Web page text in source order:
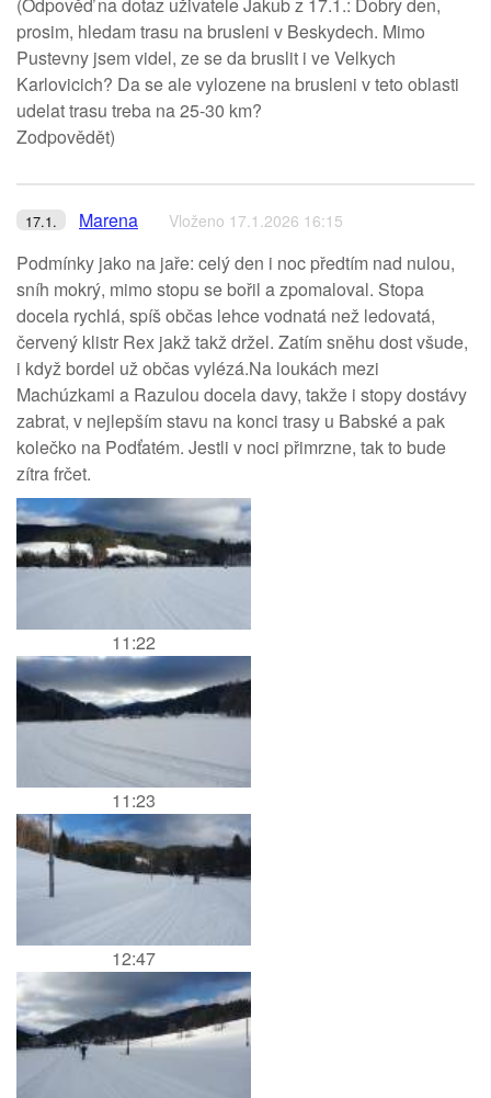
prosim, hledam trasu na brusleni v Beskydech. Mimo
Pustevny jsem videl, ze se da bruslit i ve Velkych
Karlovicich? Da se ale vylozene na brusleni v teto oblasti
udelat trasu treba na 25-30 km?
Zodpovědět)
17.1. Marena Vloženo 17.1.2026 16:15
Podmínky jako na jaře: celý den i noc předtím nad nulou,
sníh mokrý, mimo stopu se bořil a zpomaloval. Stopa
docela rychlá, spíš občas lehce vodnatá než ledovatá,
červený klistr Rex jakž takž držel. Zatím sněhu dost všude,
i když bordel už občas vylézá.Na loukách mezi
Machúzkami a Razulou docela davy, takže i stopy dostávy
zabrat, v nejlepším stavu na konci trasy u Babské a pak
kolečko na Podťatém. Jestli v noci přimrzne, tak to bude
zítra frčet.
11:22
11:23
12:47